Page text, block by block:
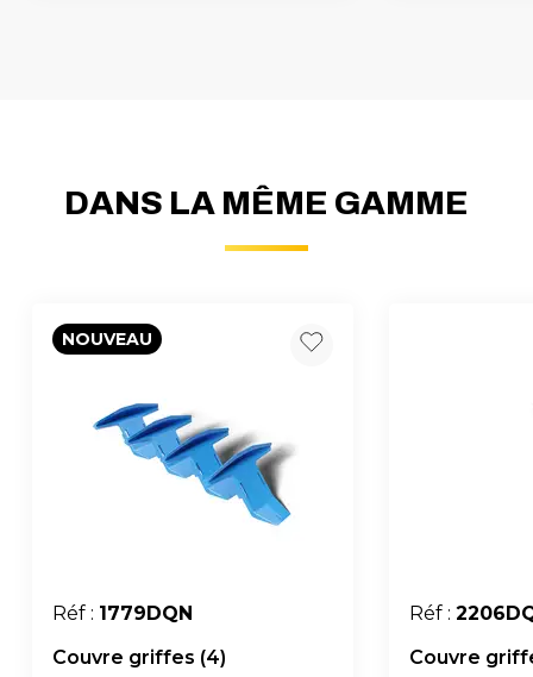
DANS LA MÊME GAMME
NOUVEAU
Réf : 1779DQN
Couvre griffes (4)
Réf :
Couvre